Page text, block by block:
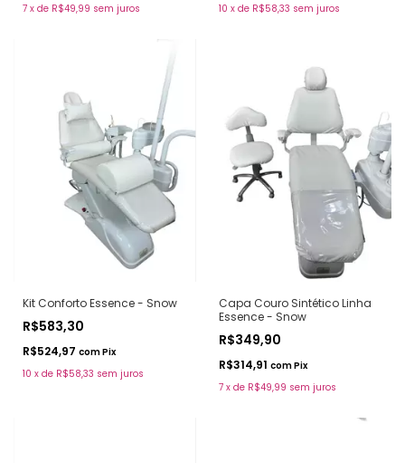
7 x de R$49,99 sem juros
10 x de R$58,33 sem juros
Kit Conforto Essence - Snow
R$583,30
R$524,97 comPix
10 x de R$58,33 sem juros
Capa Couro Sintético Linha
Essence - Snow
R$349,90
R$314,91 comPix
7 x de R$49,99 sem juros